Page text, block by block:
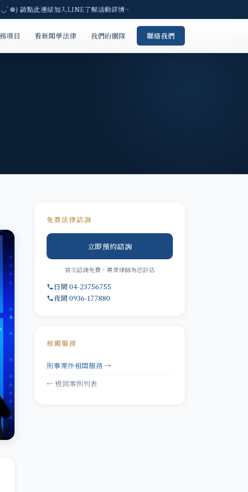
請點此連結加入LINE了解活動詳情~
項目 看新聞學法律 我們的團隊 聯絡我們
免費法律諮詢
立即預約諮詢
首次諮詢免費，專業律師為您評估
日間 04-23756755
夜間 0936-177880
相關服務
刑事案件相關服務 →
← 返回案例列表